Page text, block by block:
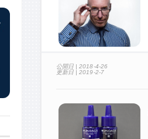
公開日 |2018-4-26
更新日 |2019-2-7